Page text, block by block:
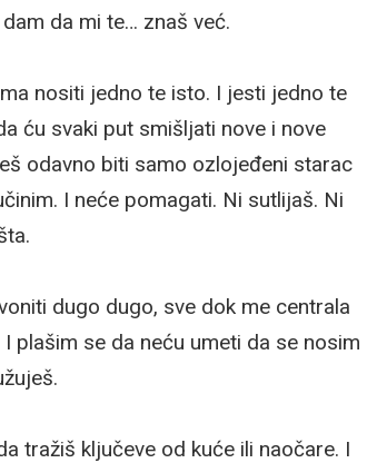
da mi te… znaš već.
nositi jedno te isto. I jesti jedno te
ću svaki put smišljati nove i nove
odavno biti samo ozlojeđeni starac
I neće pomagati. Ni sutlijaš. Ni
dugo dugo, sve dok me centrala
plašim se da neću umeti da se nosim
tražiš ključeve od kuće ili naočare. I